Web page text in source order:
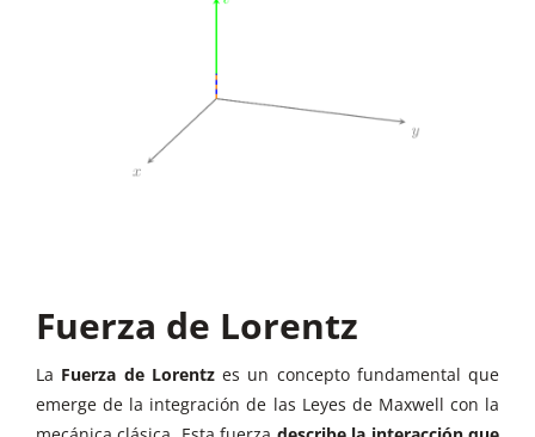
Fuerza de Lorentz
La Fuerza de Lorentzes un concepto fundamental que
emerge de la integración de las Leyes de Maxwell con la